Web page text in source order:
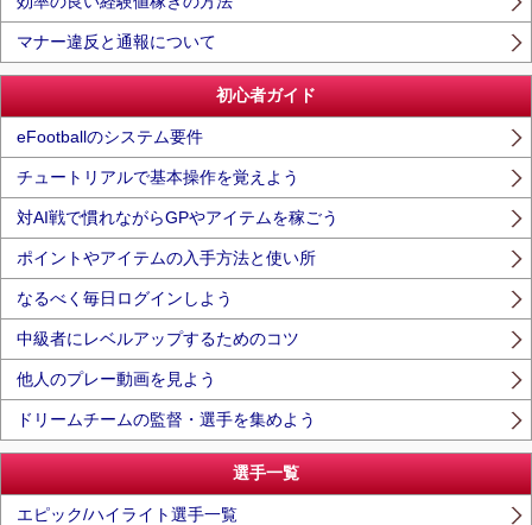
マナー違反と通報について
初心者ガイド
eFootballのシステム要件
チュートリアルで基本操作を覚えよう
対AI戦で慣れながらGPやアイテムを稼ごう
ポイントやアイテムの入手方法と使い所
なるべく毎日ログインしよう
中級者にレベルアップするためのコツ
他人のプレー動画を見よう
ドリームチームの監督・選手を集めよう
選手一覧
エピック/ハイライト選手一覧